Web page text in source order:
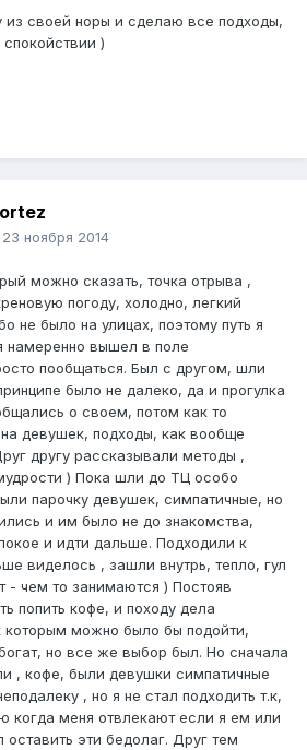
своей норы и сделаю все подходы,
)
23 ноября 2014
можно сказать, точка отрыва ,
погоду, холодно, легкий
не было на улицах, поэтому путь я
намеренно вышел в поле
пообщаться. Был с другом, шли
было не далеко, да и прогулка
о своем, потом как то
девушек, подходы, как вообще
другу рассказывали методы ,
) Пока шли до ТЦ особо
парочку девушек, симпатичные, но
и им было не до знакомства,
и идти дальше. Подходили к
виделось , зашли внутрь, тепло, гул
- чем то занимаются ) Постояв
попить кофе, и походу дела
можно было бы подойти,
но все же выбор был. Но сначала
, кофе, были девушки симпатичные
, но я не стал подходить т.к,
когда меня отвлекают если я ем или
оставить эти бедолаг. Друг тем